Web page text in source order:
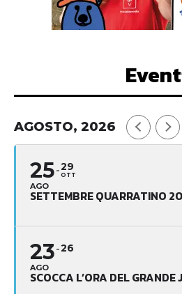
AGOSTO, 2026
25
AGO
29
OTT
SETTEMBRE QUARRATINO
23
AGO
26
SCOCCA L’ORA DEL GRANDE